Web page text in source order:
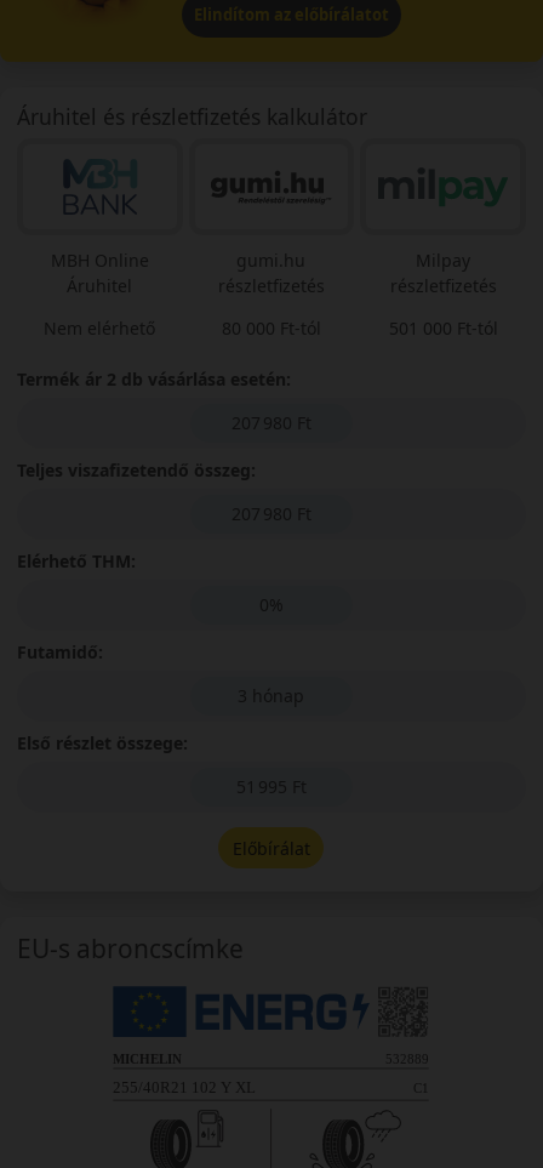
Elindítom az előbírálatot
Áruhitel és részletfizetés kalkulátor
MBH Online
Áruhitel
Nem elérhető
gumi.hu
részletfizetés
80 000 Ft-tól
Milpay
részletfizetés
501 000 Ft-tól
Termék ár 2 db vásárlása esetén:
207 980 Ft
Teljes viszafizetendő összeg:
207 980 Ft
Elérhető THM:
0%
Futamidő:
3 hónap
Első részlet összege:
51 995 Ft
Előbírálat
EU-s abroncscímke